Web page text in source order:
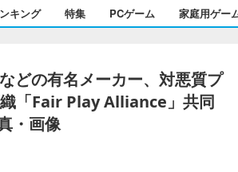
キング 特集 PCゲーム 家庭用ゲー
どの有名メーカー、対悪質プ
「Fair Play Alliance」共同
・画像